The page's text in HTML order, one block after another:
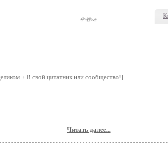
+ В свой цитатник или сообщество!]
Читать далее...